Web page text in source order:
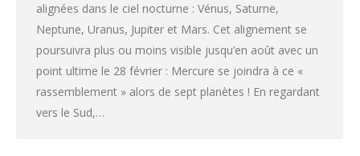
alignées dans le ciel nocturne : Vénus, Saturne,
Neptune, Uranus, Jupiter et Mars. Cet alignement se
poursuivra plus ou moins visible jusqu’en août avec un
point ultime le 28 février : Mercure se joindra à ce «
rassemblement » alors de sept planètes ! En regardant
vers le Sud,…